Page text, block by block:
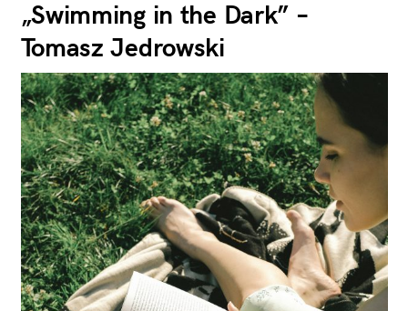
„Swimming in the Dark” –
Tomasz Jedrowski